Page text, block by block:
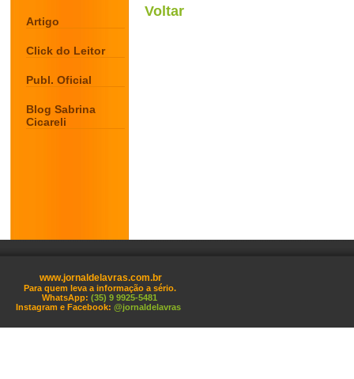
Artigo
Click do Leitor
Publ. Oficial
Blog Sabrina
Cicareli
Voltar
www.jornaldelavras.com.br
Para quem leva a informação a sério.
WhatsApp: (35) 9 9925-5481
Instagram e Facebook: @jornaldelavras